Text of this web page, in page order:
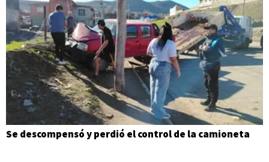
Se descompensó y perdió el control de la camioneta